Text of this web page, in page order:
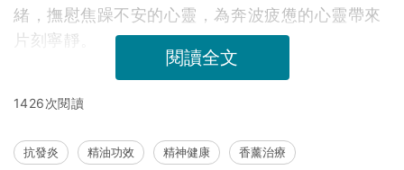
緒，撫慰焦躁不安的心靈，為奔波疲憊的心靈帶來
片刻寧靜。
閱讀全文
1426次閱讀
抗發炎 精油功效 精神健康 香薰治療